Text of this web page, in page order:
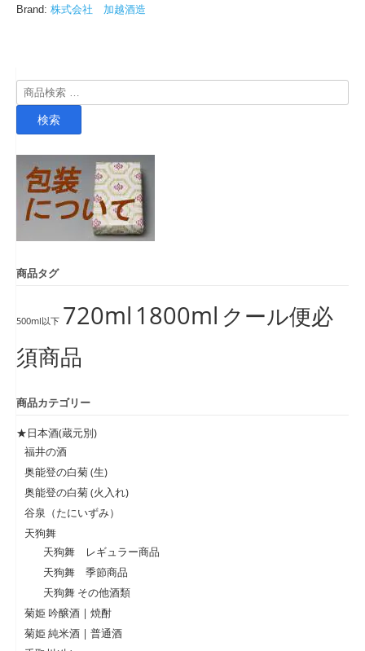
Brand: 株式会社 加越酒造
検
索
検索
商品タグ
500ml以下 720ml 1800ml クール便必
須商品
商品カテゴリー
★日本酒(蔵元別)
福井の酒
奥能登の白菊 (生)
奥能登の白菊 (火入れ)
谷泉（たにいずみ）
天狗舞
天狗舞 レギュラー商品
天狗舞 季節商品
天狗舞 その他酒類
菊姫 吟醸酒 | 焼酎
菊姫 純米酒 | 普通酒